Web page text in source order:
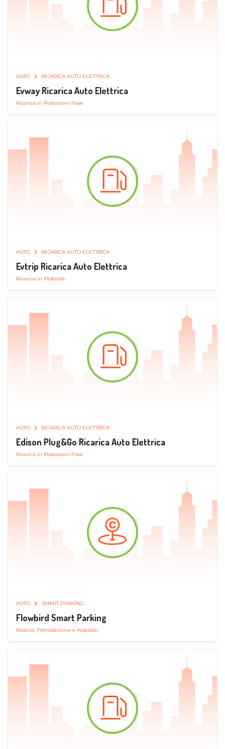
AUTO RICARICA AUTO ELETTRICA
Evway Ricarica Auto Elettrica
Ricarica in Postazioni Fisse
AUTO RICARICA AUTO ELETTRICA
Evtrip Ricarica Auto Elettrica
Ricarica in Mobilità
AUTO RICARICA AUTO ELETTRICA
Edison Plug&Go Ricarica Auto Elettrica
Ricarica in Postazioni Fisse
AUTO SMART PARKING
Flowbird Smart Parking
Ricerca, Prenotazione e Acquisto